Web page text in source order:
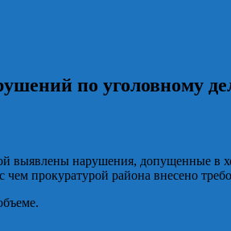
по уголовному
выявлены нарушения, допущенные в
прокуратурой района внесено